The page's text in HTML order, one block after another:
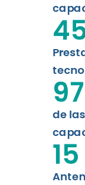
de
97
15